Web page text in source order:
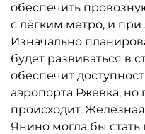
обеспечить
с лёгким метро, и при
Изначально
будет развиваться в
обеспечит
аэропорта Ржевка, но
происходит.
Янино могла бы